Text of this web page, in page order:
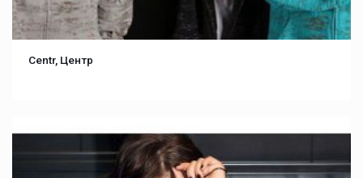
Centr, Центр